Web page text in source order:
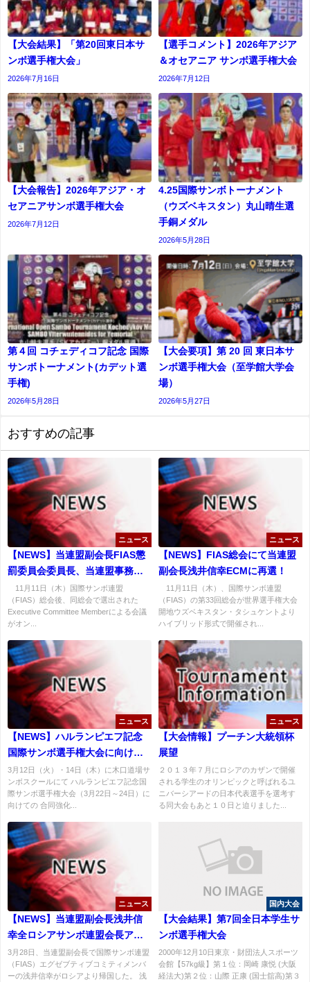
【大会結果】「第20回東日本サ
ンボ選手権大会」
2026年7月16日
【選手コメント】2026年アジア
＆オセアニア サンボ選手権大会
2026年7月12日
【大会報告】2026年アジア・オ
セアニアサンボ選手権大会
2026年7月12日
4.25国際サンボトーナメント
（ウズベキスタン）丸山晴生選
手銅メダル
2026年5月28日
第４回 コチェディコフ記念 国際
サンボトーナメント(カデット選
⼿権)
2026年5月28日
【大会要項】第 20 回 東日本サ
ンボ選手権大会（至学館大学会
場）
2026年5月27日
おすすめの記事
ニュース
【NEWS】当連盟副会長FIAS懲
罰委員会委員長、当連盟事務局
長同委員会委員に再任！
11月11日（木）国際サンボ連盟
（FIAS）総会後、同総会で選出された
Executive Committee Memberによる会議
がオン...
ニュース
【NEWS】FIAS総会にて当連盟
副会長浅井信幸ECMに再選！
11月11日（木）、国際サンボ連盟
（FIAS）の第33回総会が世界選手権大会
開地ウズベキスタン・タシュケントより
ハイブリッド形式で開催され...
ニュース
【NEWS】ハルランピエフ記念
国際サンボ選手権大会に向けて
合同強化練習会開催
3月12日（火）・14日（木）に木口道場サ
ンボスクールにて ハルランピエフ記念国
際サンボ選手権大会（3月22日～24日）に
向けての 合同強化...
ニュース
【大会情報】プーチン大統領杯
展望
２０１３年７月にロシアのカザンで開催
される学生のオリンピックと呼ばれるユ
ニバーシアードの日本代表選手を選考す
る同大会もあと１０日と迫りました...
ニュース
【NEWS】当連盟副会長浅井信
幸全ロシアサンボ連盟会長アド
バイザー・サンボ70ゼネラルデ
レクター顧問就任
3月28日、当連盟副会長で国際サンボ連盟
（FIAS）エグゼブティブコミティメンバ
ーの浅井信幸がロシアより帰国した。 浅
国内大会
【大会結果】第7回全日本学生サ
ンボ選手権大会
2000年12月10日東京・財団法人スポーツ
会館【57kg級】第１位：岡崎 康悦 (大阪
経法大)第２位：山際 正康 (国士舘高)第３